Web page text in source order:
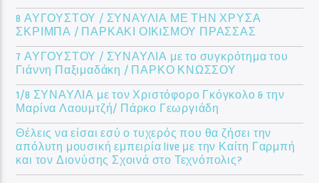
8 ΑΥΓΟΥΣΤΟΥ / ΣΥΝΑΥΛΙΑ ΜΕ ΤΗΝ ΧΡΥΣΑ
ΣΚΡΙΜΠΑ / ΠΑΡΚΑΚΙ ΟΙΚIΣΜΟΥ ΠΡΑΣΣΑΣ
7 ΑΥΓΟΥΣΤΟΥ / ΣΥΝΑΥΛΙΑ με το συγκρότημα του
Γιάννη Παξιμαδάκη / ΠΑΡΚΟ ΚΝΩΣΣΟΥ
1/8 ΣΥΝΑΥΛΙΑ με τον Χριστόφορο Γκόγκολο & την
Μαρίνα Λαουμτζή/ Πάρκο Γεωργιάδη
Θέλεις να είσαι εσύ ο τυχερός που θα ζήσει την
απόλυτη μουσική εμπειρία live με την Καίτη Γαρμπή
και τον Διονύσης Σχοινά στο Τεχνόπολις?